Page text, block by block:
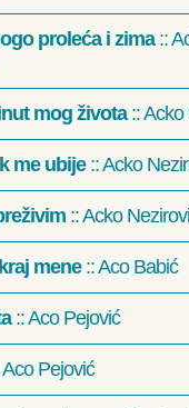
proleća i zima::
mog života:: Acko
me ubije:: Acko
:: Acko
mene:: Aco Babić
:: Aco Pejović
Pejović